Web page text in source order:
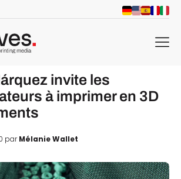
menu
invite les
à imprimer en 3D
parMélanie Wallet